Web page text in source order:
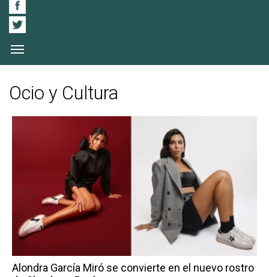
Ocio y Cultura
Alondra García Miró se convierte en el nuevo rostro